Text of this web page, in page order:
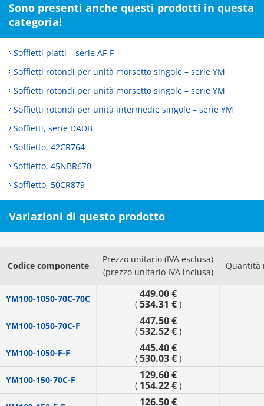
Sono presenti anche questi prodotti in questa
categoria!
Soffietti piatti – serie AF-F
Soffietti rotondi per unità morsetto singole – serie YM
Soffietti rotondi per unità morsetto singole – serie YM
Soffietti rotondi per unità intermedie singole – serie YM
Soffietti, serie DADB
Soffietto, 42CR764
Soffietto, 45NBR670
Soffietto, 50CR879
Variazioni di questo prodotto
Codice componente
Prezzo unitario (IVA esclusa)
(prezzo unitario IVA inclusa)
Quantità
YM100-1050-70C-70C 449.00 €
( 534.31 €)
YM100-1050-70C-F 447.50 €
( 532.52 €)
YM100-1050-F-F 445.40 €
( 530.03 €)
YM100-150-70C-F 129.60 €
( 154.22 €)
126.50 €